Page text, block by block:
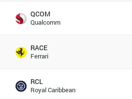
QCOM
Qualcomm
RACE
Ferrari
RCL
Royal Caribbean